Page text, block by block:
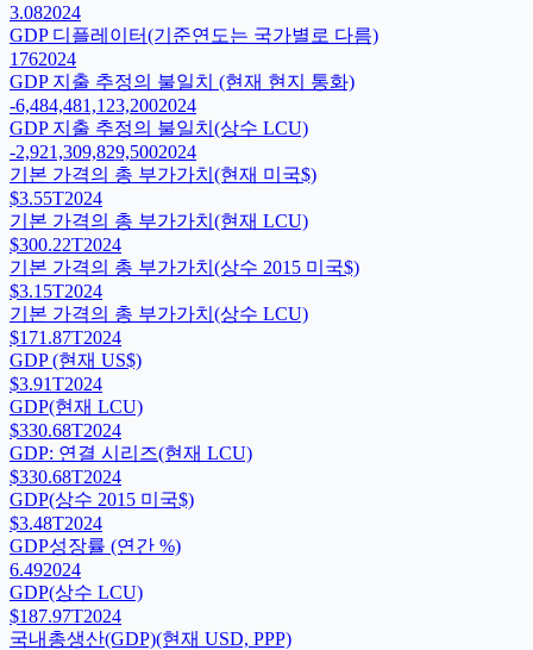
3.082024
GDP 디플레이터(기준연도는 국가별로 다름)
1762024
GDP 지출 추정의 불일치 (현재 현지 통화)
-6,484,481,123,2002024
GDP 지출 추정의 불일치(상수 LCU)
-2,921,309,829,5002024
기본 가격의 총 부가가치(현재 미국$)
$3.55T2024
기본 가격의 총 부가가치(현재 LCU)
$300.22T2024
기본 가격의 총 부가가치(상수 2015 미국$)
$3.15T2024
기본 가격의 총 부가가치(상수 LCU)
$171.87T2024
GDP (현재 US$)
$3.91T2024
GDP(현재 LCU)
$330.68T2024
GDP: 연결 시리즈(현재 LCU)
$330.68T2024
GDP(상수 2015 미국$)
$3.48T2024
GDP성장률 (연간 %)
6.492024
GDP(상수 LCU)
$187.97T2024
국내총생산(GDP)(현재 USD, PPP)